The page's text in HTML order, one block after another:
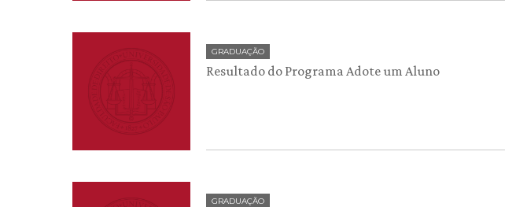
GRADUAÇÃO
Resultado do Programa Adote um Aluno
GRADUAÇÃO